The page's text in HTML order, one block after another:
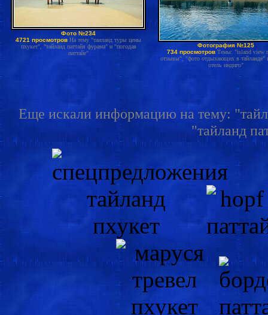
Фото №234
4721 просмотров На тему "таиланд туры цены
пхукет", "тайланд паттайя фурама" и "погодав
паттайе"
Фотография №125
734 просмотров Темы: "island view
отзывы", "фото отдыхающих в тайланде"
отель индиго"
Еще искали информацию на тему:
"тайланд